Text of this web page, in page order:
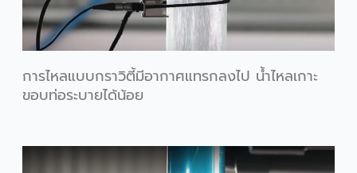
การไหลแบบกราวิตี้มีอากาศแทรกลงไป น้ำไหลเกาะ
ขอบท่อระบายได้น้อย